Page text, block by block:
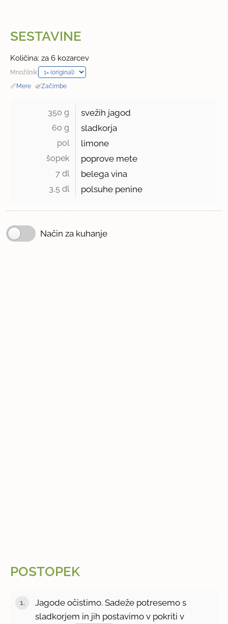
SESTAVINE
Količina: za 6 kozarcev
Množilnik:
📏Mere · 🌿Začimbe
350 g svežih jagod
60 g sladkorja
pol limone
šopek poprove mete
7 dl belega vina
3,5 dl polsuhe penine
Način za kuhanje
POSTOPEK
Jagode očistimo. Sadeže potresemo s
sladkorjem in jih postavimo v pokriti v